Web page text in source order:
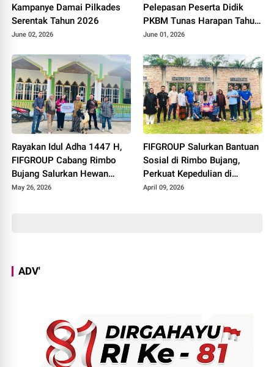
Kampanye Damai Pilkades
Serentak Tahun 2026
June 02, 2026
Pelepasan Peserta Didik
PKBM Tunas Harapan Tahun
Pelajaran 2025 - 2026
June 01, 2026
Rayakan Idul Adha 1447 H,
FIFGROUP Cabang Rimbo
Bujang Salurkan Hewan
Kurban di Masjid Jami Al-
May 26, 2026
FIFGROUP Salurkan Bantuan
Sosial di Rimbo Bujang,
Perkuat Kepedulian di
Momen Halal Bihalal
April 09, 2026
ADV'